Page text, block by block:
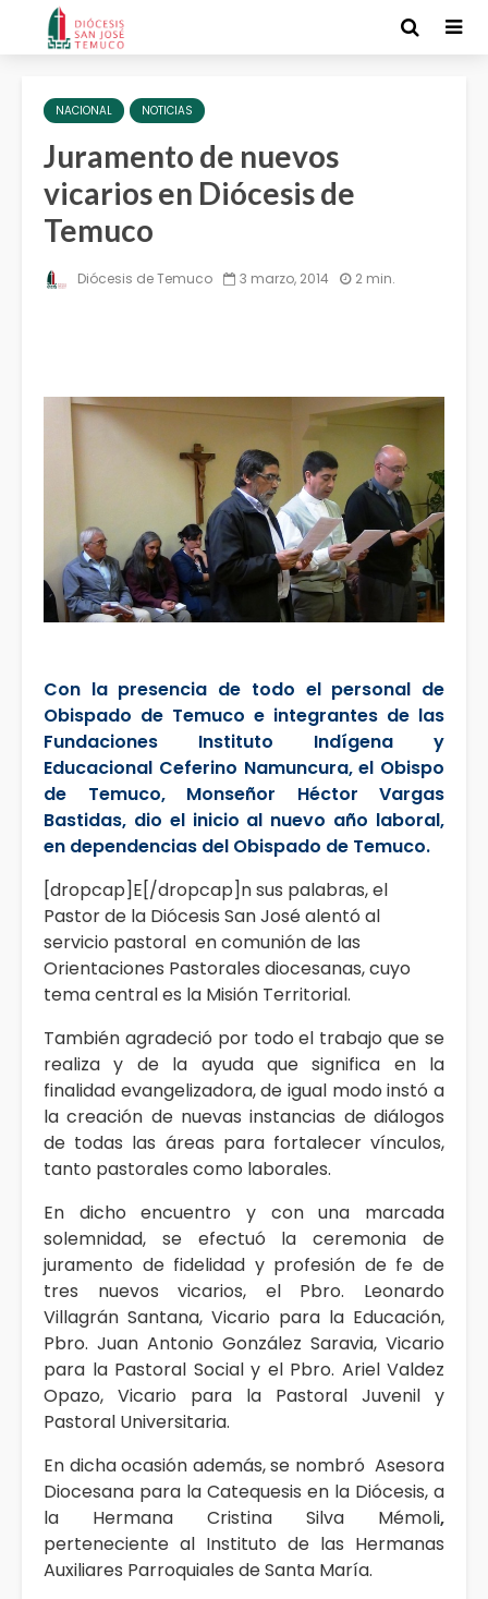
NACIONAL NOTICIAS
Juramento de nuevos
vicarios en Diócesis de
Temuco
Diócesis de Temuco 3 marzo, 2014 2 min.
Con la presencia de todo el personal de
Obispado de Temuco e integrantes de las
Fundaciones Instituto Indígena y
Educacional Ceferino Namuncura, el Obispo
de Temuco, Monseñor Héctor Vargas
Bastidas, dio el inicio al nuevo año laboral,
en dependencias del Obispado de Temuco.
[dropcap]E[/dropcap]n sus palabras, el
Pastor de la Diócesis San José alentó al
servicio pastoral en comunión de las
Orientaciones Pastorales diocesanas, cuyo
tema central es la Misión Territorial.
También agradeció por todo el trabajo que se
realiza y de la ayuda que significa en la
finalidad evangelizadora, de igual modo instó a
la creación de nuevas instancias de diálogos
de todas las áreas para fortalecer vínculos,
tanto pastorales como laborales.
En dicho encuentro y con una marcada
solemnidad, se efectuó la ceremonia de
juramento de fidelidad y profesión de fe de
tres nuevos vicarios, el Pbro. Leonardo
Villagrán Santana, Vicario para la Educación,
Pbro. Juan Antonio González Saravia, Vicario
para la Pastoral Social y el Pbro. Ariel Valdez
Opazo, Vicario para la Pastoral Juvenil y
Pastoral Universitaria.
En dicha ocasión además, se nombró Asesora
Diocesana para la Catequesis en la Diócesis, a
la Hermana Cristina Silva Mémoli,
perteneciente al Instituto de las Hermanas
Auxiliares Parroquiales de Santa María.